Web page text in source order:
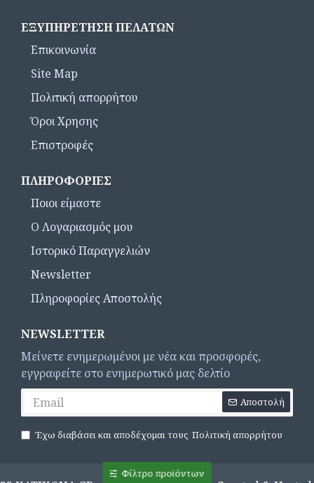
ΕΞΥΠΗΡΈΤΗΣΗ ΠΕΛΑΤΏΝ
Επικοινωνία
Site Map
Πολιτική απορρήτου
Όροι Χρησης
Επιστροφές
ΠΛΗΡΟΦΟΡΊΕΣ
Ποιοι είμαστε
Ο Λογαριασμός μου
Ιστορικό Παραγγελιών
Newsletter
Πληροφορίες Αποστολής
NEWSLETTER
Μείνετε ενημερωμένοι με νέα και προσφορές,
εγγραφείτε στο ενημερωτικό μας δελτίο
Αποστολή
Έχω διαβάσει και αποδέχομαι τους Πολιτική απορρήτου
Φίλτρο προϊόντων